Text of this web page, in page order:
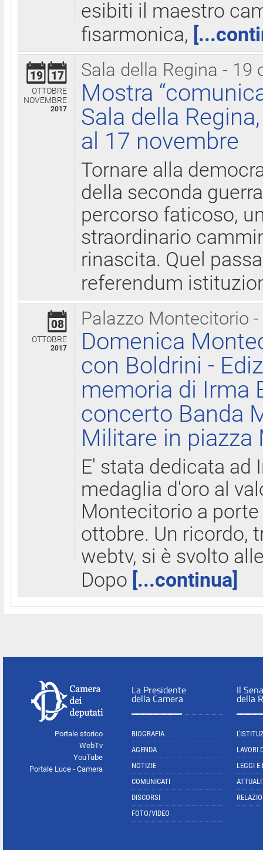
esibiti il maestro
fisarmonica,
Sala della Regina - 19
19 17
OTTOBRE
NOVEMBRE
2017
Mostra
Sala della
al 17 novembre
Tornare alla
della seconda
percorso faticoso,
straordinario
rinascita. Quel
referendum
Palazzo Montecitorio
08
OTTOBRE
2017
Domenica
con Boldrini -
memoria di Irma
concerto Banda
Militare in
E' stata dedicata ad
medaglia d'oro al
Montecitorio a
ottobre. Un ricordo,
webtv, si è svolto
Dopo [...continua]
Portale storico
WebTv
YouTube
Portale Luce - Camera
La Presidente
della Camera
BIOGRAFIA
AGENDA
NOTIZIE
COMUNICATI
DISCORSI
FOTO/VIDEO
Il
della
LAVORI
LEGGI E